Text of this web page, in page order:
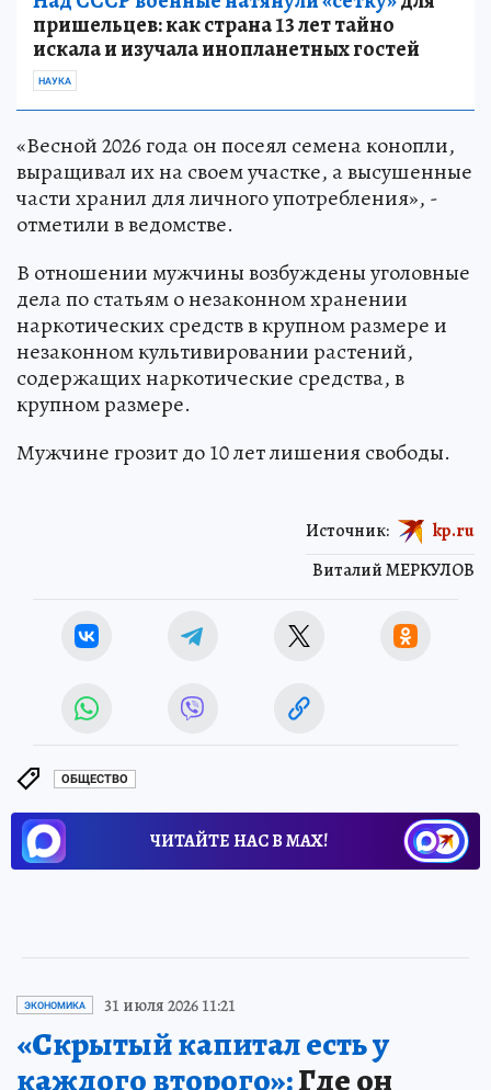
пришельцев: как страна 13 лет тайно
искала и изучала инопланетных гостей
НАУКА
«Весной 2026 года он посеял семена конопли,
выращивал их на своем участке, а высушенные
части хранил для личного употребления», -
отметили в ведомстве.
В отношении мужчины возбуждены уголовные
дела по статьям о незаконном хранении
наркотических средств в крупном размере и
незаконном культивировании растений,
содержащих наркотические средства, в
крупном размере.
Мужчине грозит до 10 лет лишения свободы.
Виталий МЕРКУЛОВ
Источник: kp.ru
ОБЩЕСТВО
ЧИТАЙТЕ НАС В МАХ!
ЭКОНОМИКА 31 июля 2026 11:21
«Скрытый капитал есть у
каждого второго»:Где он